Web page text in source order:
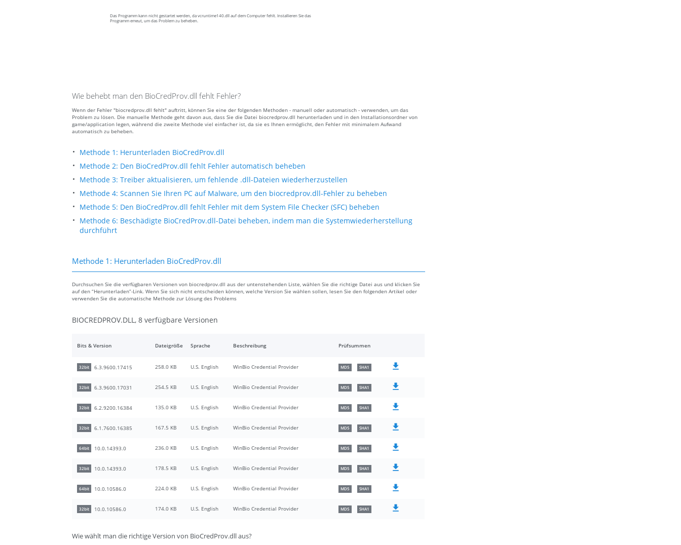
Das Programm kann nicht gestartet werden, da vcruntime140.dll auf dem Computer fehlt. Installieren Sie das
Programm emeut, um das Problem zu beheben.
Wie behebt man den BioCredProv.dll fehlt Fehler?
Wenn der Fehler "biocredprov.dll fehlt" auftritt, können Sie eine der folgenden Methoden - manuell oder automatisch - verwenden, um das
Problem zu lösen. Die manuelle Methode geht davon aus, dass Sie die Datei biocredprov.dll herunterladen und in den Installationsordner von
game/application legen, während die zweite Methode viel einfacher ist, da sie es Ihnen ermöglicht, den Fehler mit minimalem Aufwand
automatisch zu beheben.
Methode 1: Herunterladen BioCredProv.dll
Methode 2: Den BioCredProv.dll fehlt Fehler automatisch beheben
Methode 3: Treiber aktualisieren, um fehlende .dll-Dateien wiederherzustellen
Methode 4: Scannen Sie Ihren PC auf Malware, um den biocredprov.dll-Fehler zu beheben
Methode 5: Den BioCredProv.dll fehlt Fehler mit dem System File Checker (SFC) beheben
Methode 6: Beschädigte BioCredProv.dll-Datei beheben, indem man die Systemwiederherstellung
durchführt
Methode 1: Herunterladen BioCredProv.dll
Durchsuchen Sie die verfügbaren Versionen von biocredprov.dll aus der untenstehenden Liste, wählen Sie die richtige Datei aus und klicken Sie
auf den “Herunterladen”-Link. Wenn Sie sich nicht entscheiden können, welche Version Sie wählen sollen, lesen Sie den folgenden Artikel oder
verwenden Sie die automatische Methode zur Lösung des Problems
BIOCREDPROV.DLL, 8 verfügbare Versionen
Bits & Version Dateigröße Sprache Beschreibung Prüfsummen
32bit 6.3.9600.17415 258.0 KB U.S. English WinBio Credential Provider MD5 SHA1
32bit 6.3.9600.17031 254.5 KB U.S. English WinBio Credential Provider MD5 SHA1
32bit 6.2.9200.16384 135.0 KB U.S. English WinBio Credential Provider MD5 SHA1
32bit 6.1.7600.16385 167.5 KB U.S. English WinBio Credential Provider MD5 SHA1
64bit 10.0.14393.0 236.0 KB U.S. English WinBio Credential Provider MD5 SHA1
32bit 10.0.14393.0 178.5 KB U.S. English WinBio Credential Provider MD5 SHA1
64bit 10.0.10586.0 224.0 KB U.S. English WinBio Credential Provider MD5 SHA1
32bit 10.0.10586.0 174.0 KB U.S. English WinBio Credential Provider MD5 SHA1
Wie wählt man die richtige Version von BioCredProv.dll aus?